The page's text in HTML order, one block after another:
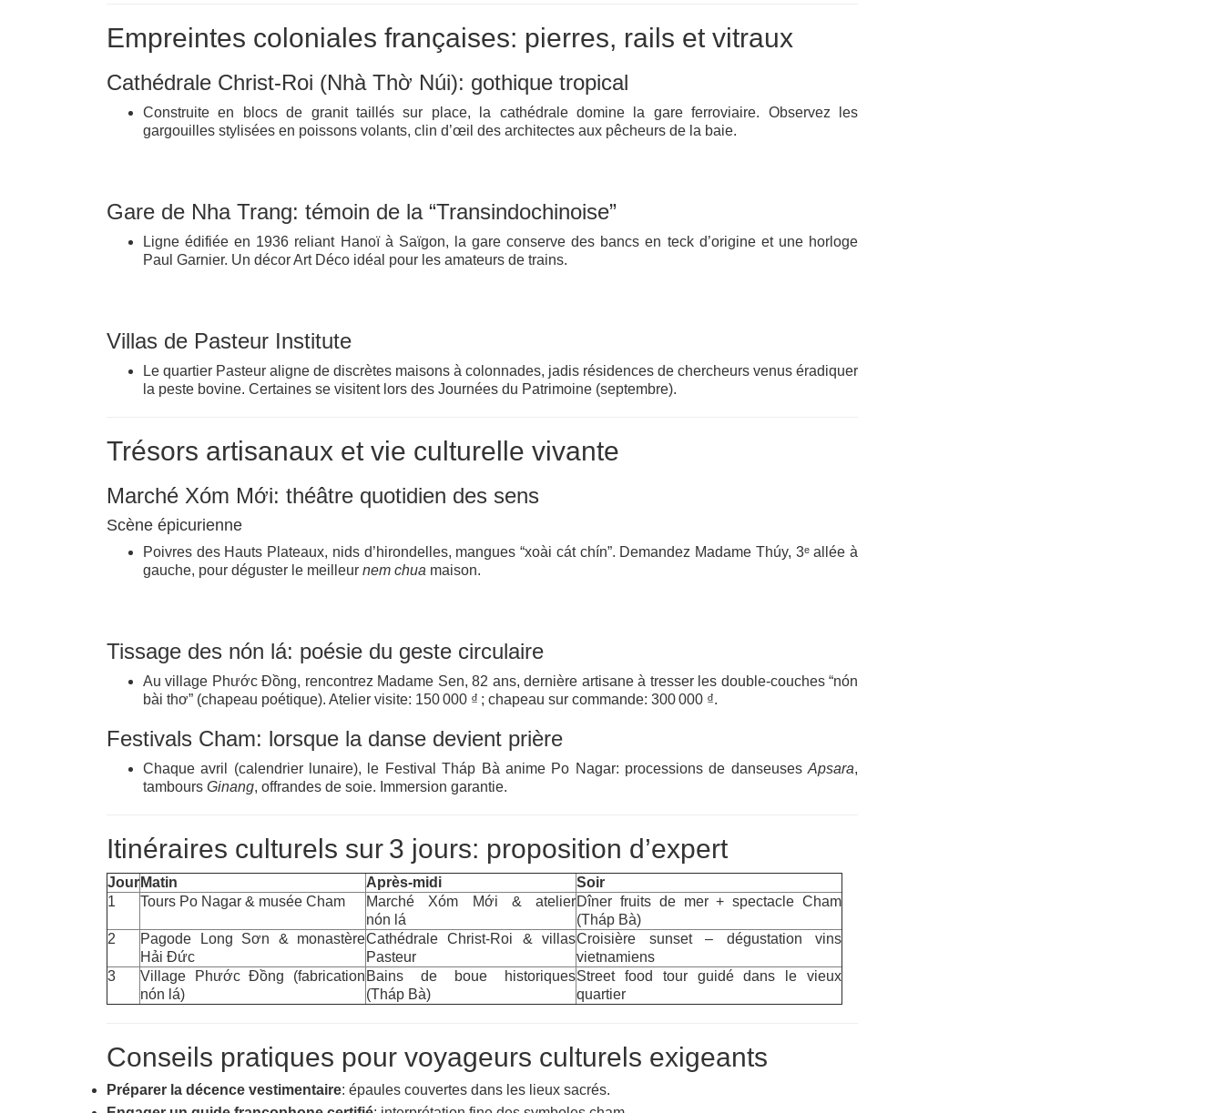
Empreintes coloniales françaises: pierres, rails et vitraux
Cathédrale Christ‑Roi (Nhà Thờ Núi): gothique tropical
Construite en blocs de granit taillés sur place, la cathédrale domine la gare ferroviaire. Observez les
gargouilles stylisées en poissons volants, clin d’œil des architectes aux pêcheurs de la baie.
Gare de Nha Trang: témoin de la “Transindochinoise”
Ligne édifiée en 1936 reliant Hanoï à Saïgon, la gare conserve des bancs en teck d’origine et une horloge
Paul Garnier. Un décor Art Déco idéal pour les amateurs de trains.
Villas de Pasteur Institute
Le quartier Pasteur aligne de discrètes maisons à colonnades, jadis résidences de chercheurs venus éradiquer
la peste bovine. Certaines se visitent lors des Journées du Patrimoine (septembre).
Trésors artisanaux et vie culturelle vivante
Marché Xóm Mới: théâtre quotidien des sens
Scène épicurienne
Poivres des Hauts Plateaux, nids d’hirondelles, mangues “xoài cát chín”. Demandez Madame Thúy, 3ᵉ allée à
gauche, pour déguster le meilleur nem chua maison.
Tissage des nón lá: poésie du geste circulaire
Au village Phước Đồng, rencontrez Madame Sen, 82 ans, dernière artisane à tresser les double‑couches “nón
bài thơ” (chapeau poétique). Atelier visite: 150 000 ₫ ; chapeau sur commande: 300 000 ₫.
Festivals Cham: lorsque la danse devient prière
Chaque avril (calendrier lunaire), le Festival Tháp Bà anime Po Nagar: processions de danseuses Apsara,
tambours Ginang, offrandes de soie. Immersion garantie.
Itinéraires culturels sur 3 jours: proposition d’expert
Jour Matin Après‑midi
Soir
1
Tours Po Nagar & musée Cham
Marché Xóm Mới & atelier
nón lá
Dîner fruits de mer + spectacle Cham
(Tháp Bà)
2
Pagode Long Sơn & monastère
Hải Đức
Cathédrale Christ‑Roi & villas
Pasteur
Croisière sunset – dégustation vins
vietnamiens
3
Village Phước Đồng (fabrication
nón lá)
Bains de boue historiques
(Tháp Bà)
Street food tour guidé dans le vieux
quartier
Conseils pratiques pour voyageurs culturels exigeants
Préparer la décence vestimentaire: épaules couvertes dans les lieux sacrés.